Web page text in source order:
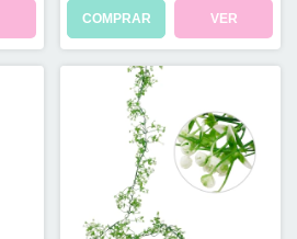
COMPRAR VER